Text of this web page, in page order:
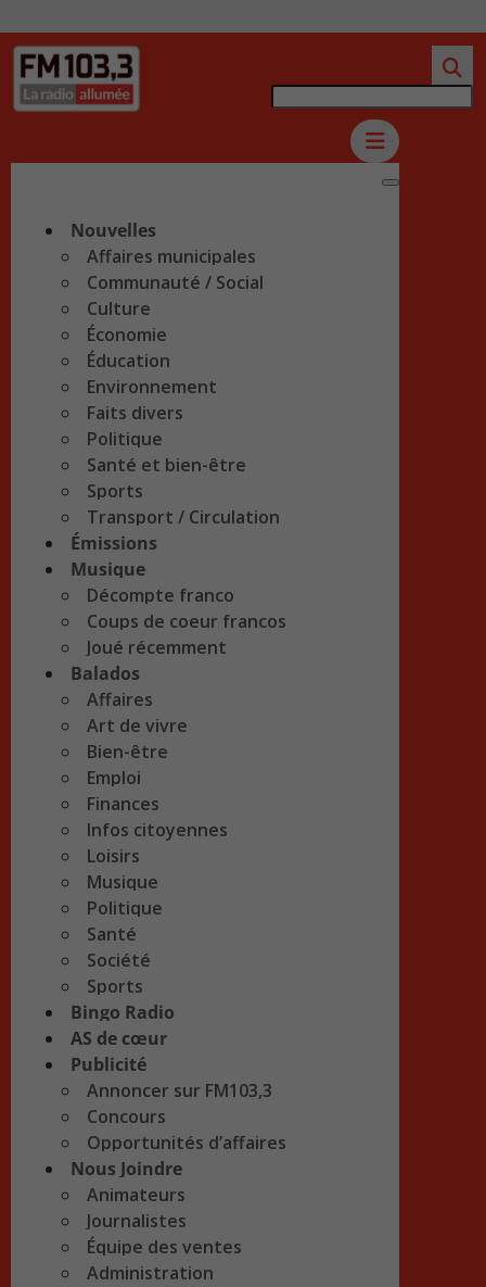
Nouvelles
Affaires municipales
Communauté / Social
Culture
Économie
Éducation
Environnement
Faits divers
Politique
Santé et bien-être
Sports
Transport / Circulation
Émissions
Musique
Décompte franco
Coups de coeur francos
Joué récemment
Balados
Affaires
Art de vivre
Bien-être
Emploi
Finances
Infos citoyennes
Loisirs
Musique
Politique
Santé
Société
Sports
Bingo Radio
AS de cœur
Publicité
Annoncer sur FM103,3
Concours
Opportunités d’affaires
Nous Joindre
Animateurs
Journalistes
Équipe des ventes
Administration